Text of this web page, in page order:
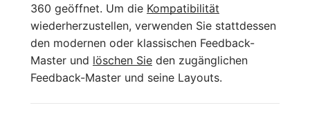
360 geöffnet. Um die Kompatibilität
wiederherzustellen, verwenden Sie stattdessen
den modernen oder klassischen Feedback-
Master und löschen Sie den zugänglichen
Feedback-Master und seine Layouts.